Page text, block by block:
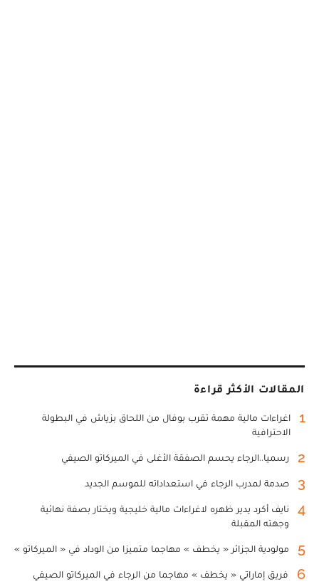
المقالات الأكثر قراءة
1
اغراءات مالية مهمة تقرب بوفال من اللحاق بزياش في البطولة
الاحترافية
2 رسميا..الرجاء يحسم الصفقة الأغلى في الميركاتو الصيفي
3 صدمة لمدرب الرجاء في استعداداته للموسم الجديد
4
نايف أكرد يدير ظهره لاغراءات مالية خليجية ويختار بصفة نهائية
وجهته المقبلة
5 مولودية الجزائر « يخطف » مهاجما متميزا من الوداد في « الميركاتو »
6 فريق إماراتي « يخطف » مهاجما من الرجاء في الميركاتو الصيفي